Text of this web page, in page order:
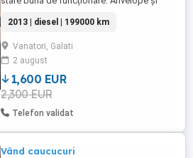
2013 | diesel | 199000 km
Vanatori, Galati
2 august
1,600 EUR
2,300 EUR
Telefon validat
Vând caucucuri